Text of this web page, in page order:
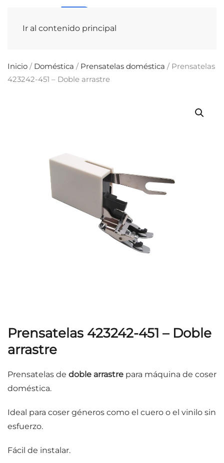
Ir al contenido principal
Inicio / Doméstica / Prensatelas doméstica / Prensatelas
423242-451 – Doble arrastre
Prensatelas 423242-451 – Doble
arrastre
Prensatelas de doble arrastre para máquina de coser
doméstica.
Ideal para coser géneros como el cuero o el vinilo sin
esfuerzo.
Fácil de instalar.